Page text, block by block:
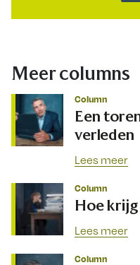
Meer columns
Column
Een
verleden
Lees meer
Column
Hoe
Lees meer
Column